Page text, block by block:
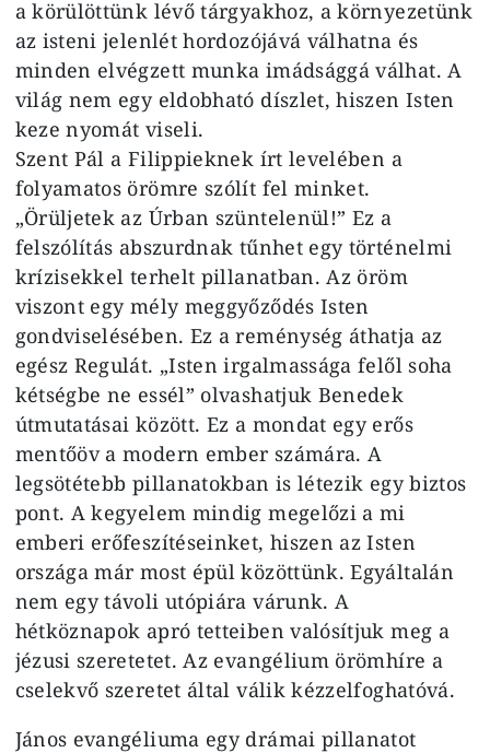
a körülöttünk lévő tárgyakhoz, a környezetünk
az isteni jelenlét hordozójává válhatna és
minden elvégzett munka imádsággá válhat. A
világ nem egy eldobható díszlet, hiszen Isten
keze nyomát viseli.
Szent Pál a Filippieknek írt levelében a
folyamatos örömre szólít fel minket.
„Örüljetek az Úrban szüntelenül!” Ez a
felszólítás abszurdnak tűnhet egy történelmi
krízisekkel terhelt pillanatban. Az öröm
viszont egy mély meggyőződés Isten
gondviselésében. Ez a reménység áthatja az
egész Regulát. „Isten irgalmassága felől soha
kétségbe ne essél” olvashatjuk Benedek
útmutatásai között. Ez a mondat egy erős
mentőöv a modern ember számára. A
legsötétebb pillanatokban is létezik egy biztos
pont. A kegyelem mindig megelőzi a mi
emberi erőfeszítéseinket, hiszen az Isten
országa már most épül közöttünk. Egyáltalán
nem egy távoli utópiára várunk. A
hétköznapok apró tetteiben valósítjuk meg a
jézusi szeretetet. Az evangélium örömhíre a
cselekvő szeretet által válik kézzelfoghatóvá.
János evangéliuma egy drámai pillanatot